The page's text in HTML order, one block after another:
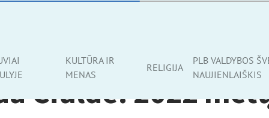
KULTŪRA IR
MENAS
RELIGIJA
PLB VALDYBOS
NAUJIENLAIŠKIS
Čiuldė. 2022